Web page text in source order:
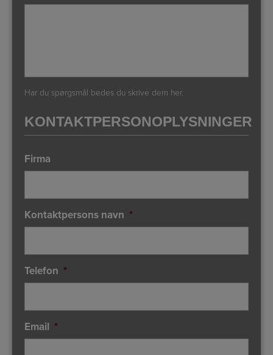
Har du spørgsmål bedes du skrive dem her.
KONTAKTPERSONOPLYSNINGER
Firma
Kontaktpersons navn *
Telefon *
Email *